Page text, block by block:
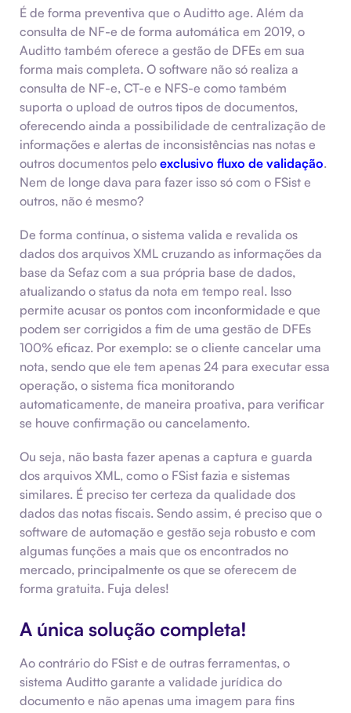
É de forma preventiva que o Auditto age. Além da
consulta de NF-e de forma automática em 2019, o
Auditto também oferece a gestão de DFEs em sua
forma mais completa. O software não só realiza a
consulta de NF-e, CT-e e NFS-e como também
suporta o upload de outros tipos de documentos,
oferecendo ainda a possibilidade de centralização de
informações e alertas de inconsistências nas notas e
outros documentos pelo exclusivo fluxo de validação.
Nem de longe dava para fazer isso só com o FSist e
outros, não é mesmo?
De forma contínua, o sistema valida e revalida os
dados dos arquivos XML cruzando as informações da
base da Sefaz com a sua própria base de dados,
atualizando o status da nota em tempo real. Isso
permite acusar os pontos com inconformidade e que
podem ser corrigidos a fim de uma gestão de DFEs
100% eficaz. Por exemplo: se o cliente cancelar uma
nota, sendo que ele tem apenas 24 para executar essa
operação, o sistema fica monitorando
automaticamente, de maneira proativa, para verificar
se houve confirmação ou cancelamento.
Ou seja, não basta fazer apenas a captura e guarda
dos arquivos XML, como o FSist fazia e sistemas
similares. É preciso ter certeza da qualidade dos
dados das notas fiscais. Sendo assim, é preciso que o
software de automação e gestão seja robusto e com
algumas funções a mais que os encontrados no
mercado, principalmente os que se oferecem de
forma gratuita. Fuja deles!
A única solução completa!
Ao contrário do FSist e de outras ferramentas, o
sistema Auditto garante a validade jurídica do
documento e não apenas uma imagem para fins